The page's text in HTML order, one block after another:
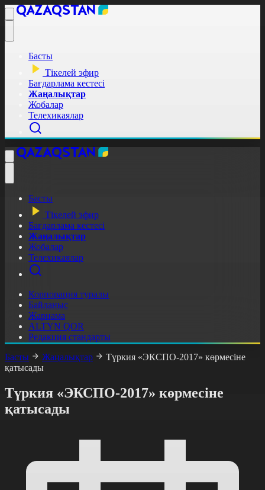
Басты
Тікелей эфир
Бағдарлама кестесі
Жаңалықтар
Жобалар
Телехикаялар
Басты
Тікелей эфир
Бағдарлама кестесі
Жаңалықтар
Жобалар
Телехикаялар
Корпорация туралы
Байланыс
Жарнама
ALTYN QOR
Редакция стандарты
Басты
Жаңалықтар
Түркия «ЭКСПО-2017» көрмесіне
қатысады
Түркия «ЭКСПО-2017» көрмесіне
қатысады